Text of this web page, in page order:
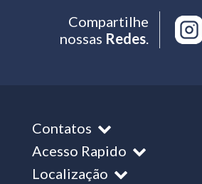
Compartilhe
nossas Redes.
Contatos
Acesso Rapido
Localização